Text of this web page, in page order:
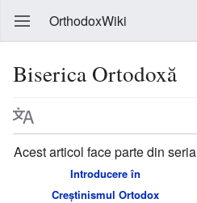
OrthodoxWiki
Biserica Ortodoxă
Acest articol face parte din seria
Introducere în
Creștinismul Ortodox